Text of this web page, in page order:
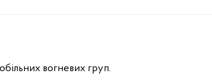
вогневих груп.